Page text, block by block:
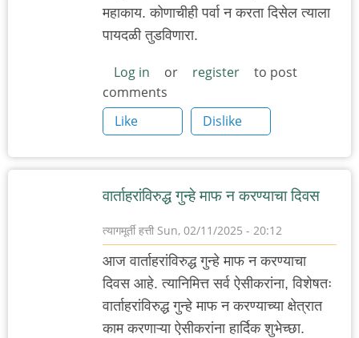
महाकाय. कोणाचीही पर्वा न करता दिसेल त्याला
पायदळी तुडविणारा.
Log in or register
to post
comments
Like
Dislike
वार्ताहरांविरुद्ध गुन्हे माफ न करण्याचा दिवस
त्यागमूर्ती हत्ती Sun, 02/11/2025 - 20:12
आज वार्ताहरांविरुद्ध गुन्हे माफ न करण्याचा
दिवस आहे. त्यानिमित्त सर्व ऐसीकरांना, विशेषतः
वार्ताहरांविरुद्ध गुन्हे माफ न करण्याच्या क्षेत्रात
काम करणाऱ्या ऐसीकरांना हार्दिक शुभेच्छा.